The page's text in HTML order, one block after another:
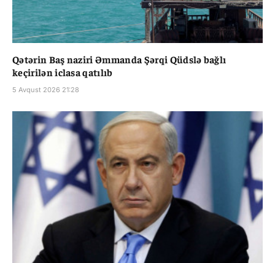
Qətərin Baş naziri Əmmanda Şərqi Qüdslə bağlı
keçirilən iclasa qatılıb
5 Avqust 2026 21:28